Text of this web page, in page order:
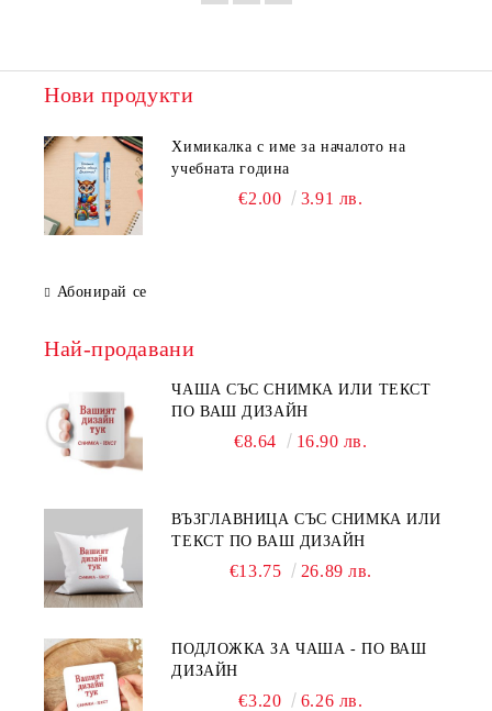
Нови продукти
Химикалка с име за началото на
учебната година
€2.00 3.91 лв.
Абонирай се
Най-продавани
ЧАША СЪС СНИМКА ИЛИ ТЕКСТ
ПО ВАШ ДИЗАЙН
€8.64 16.90 лв.
ВЪЗГЛАВНИЦА СЪС СНИМКА ИЛИ
ТЕКСТ ПО ВАШ ДИЗАЙН
€13.75 26.89 лв.
ПОДЛОЖКА ЗА ЧАША - ПО ВАШ
ДИЗАЙН
€3.20 6.26 лв.